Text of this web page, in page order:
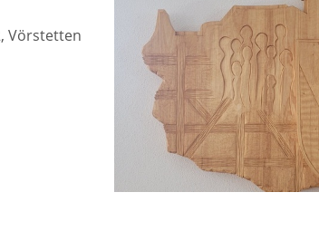
Vörstetten